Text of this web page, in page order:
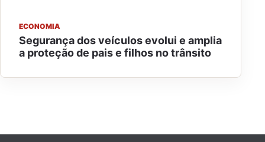
ECONOMIA
Segurança dos veículos evolui e amplia
a proteção de pais e filhos no trânsito